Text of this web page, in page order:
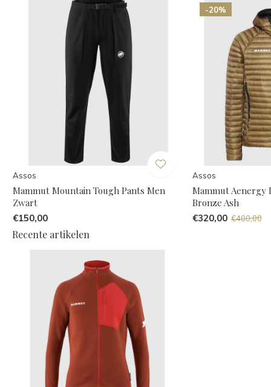
Assos
Mammut Mountain Tough Pants Men
Zwart
€150,00
-20%
Assos
Mammut Aenergy
Bronze Ash
€320,00 €400,00
Recente artikelen